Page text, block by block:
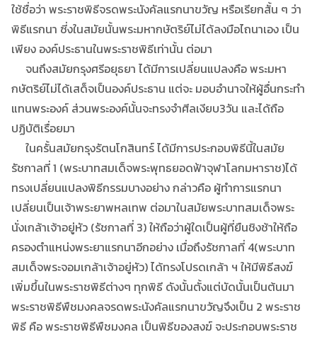
ใช้ชื่อว่า พระราชพิธีจรดพระนังคัลแรกนาขวัญ หรือเรียกสั้น ๆ ว่า
พิธีแรกนา ซี่งในสมัยนั้นพระมหากษัตริย์ไม่ได้ลงมือไถนาเอง เป็น
เพียง องค์ประธานในพระราชพิธีเท่านั้น ต่อมา
จนถึงสมัยกรุงศรีอยุธยา ได้มีการเปลี่ยนแปลงคือ พระมหา
กษัตริย์ไม่ได้เสด็จเป็นองค์ประธาน แต่จะ มอบอำนาจให้ผู้อื่นกระทำ
แทนพระองค์ ส่วนพระองค์นั้นจะทรงจำศีลเงียบ3วัน และได้ถือ
ปฏิบัติเรื่อยมา
ในครั้นสมัยกรุงรัตนโกสินทร์ ได้มีการประกอบพิธีนี้ในสมัย
รัชกาลที่ 1 (พระบาทสมเด็จพระพุทธยอดฟ้าจุฬาโลกมหาราช)ได้
ทรงเปลี่ยนแปลงพิธีกรรมบางอย่าง กล่าวคือ ผู้ทำการแรกนา
เปลี่ยนเป็นเจ้าพระยาพหลเทพ ต่อมาในสมัยพระบาทสมเด็จพระ
นั่งเกล้าเจ้าอยู่หัว (รัชกาลที่ 3) ให้ถือว่าผู้ใดเป็นผู้ที่ยืนชิงช้าให้ถือ
ครองตำแหน่งพระยาแรกนาอีกอย่าง เมื่อถึงรัชกาลที่ 4(พระบาท
สมเด็จพระจอมเกล้าเจ้าอยู่หัว) ได้ทรงโปรดเกล้า ฯ ให้มีพิธีสงฆ์
เพิ่มขึ้นในพระราชพิธีต่างๆ ทุกพิธี ดังนั้นตั้งแต่บัดนั้นเป็นต้นมา
พระราชพิธีพืชมงคลจรดพระนังคัลแรกนาขวัญจึงเป็น 2 พระราช
พิธี คือ พระราชพิธีพืชมงคล เป็นพิธีของสงฆ์ จะประกอบพระราช